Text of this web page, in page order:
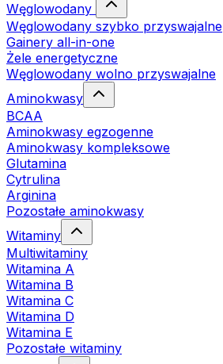
Węglowodany
Węglowodany szybko przyswajalne
Gainery all-in-one
Żele energetyczne
Węglowodany wolno przyswajalne
Aminokwasy
BCAA
Aminokwasy egzogenne
Aminokwasy kompleksowe
Glutamina
Cytrulina
Arginina
Pozostałe aminokwasy
Witaminy
Multiwitaminy
Witamina A
Witamina B
Witamina C
Witamina D
Witamina E
Pozostałe witaminy